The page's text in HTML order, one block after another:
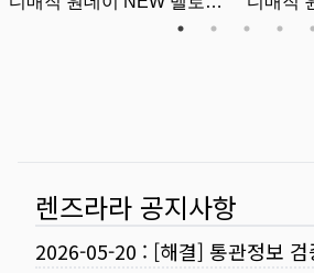
렌즈라라 공지사항
2026-05-20 : [해결] 통관정보 검